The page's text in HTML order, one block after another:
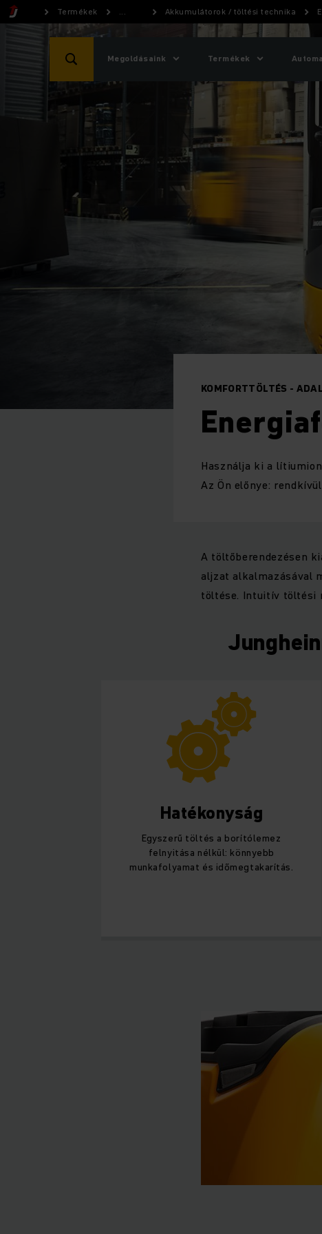
Termékek ... Akkumulátorok / töltési technika
Megoldásaink Termékek
KOMFORTTÖLTÉS -
Használja ki a
Az Ön előnye:
A töltőberendezésen
aljzat alkalmazásával
töltése. Intuitív töltési
Hatékonyság
Egyszerű töltés a borítólemez
felnyitása nélkül: könnyebb
munkafolyamat és időmegtakarítás.